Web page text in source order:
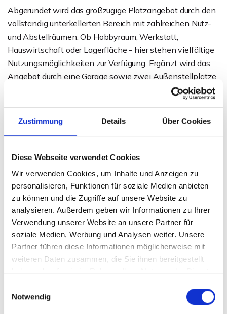
Zustimmung Details Über Cookies
Diese Webseite verwendet Cookies
Wir verwenden Cookies, um Inhalte und Anzeigen zu
personalisieren, Funktionen für soziale Medien anbieten
zu können und die Zugriffe auf unsere Website zu
analysieren. Außerdem geben wir Informationen zu Ihrer
Verwendung unserer Website an unsere Partner für
soziale Medien, Werbung und Analysen weiter. Unsere
Partner führen diese Informationen möglicherweise mit
weiteren Daten zusammen, die Sie ihnen bereitgestellt
haben oder die sie im Rahmen Ihrer Nutzung der Dienste
Notwendig
Abgerundet wird das großzügige Platzangebot durch den
vollständig unterkellerten Bereich mit zahlreichen Nutz-
und Abstellräumen. Ob Hobbyraum, Werkstatt,
Hauswirtschaft oder Lagerfläche - hier stehen vielfältige
Nutzungsmöglichkeiten zur Verfügung. Ergänzt wird das
Angebot durch eine Garage sowie zwei Außenstellplätze
Modernisierungen vorgenommen. Im Zuge des Anbaus
erfolgten umfang-reiche Erneuerungen. Die Fenster im
Jahr 2020 ausgetauscht. Das Haus verfügt überwiegend
über Rollläden; lediglich die Dachflächenfenster sind
hiervon ausgenommen. Die Ölzentralheizung aus dem
Jahr 2004 sorgt zuverlässig für die Wärmeversorgung. Ein
vorhandener Glasfaseranschluss bietet beste
Voraussetzungen für Homeoffice, Streaming und
schnelles Internet.
Die Immobilie wurde über viele Jahre hinweg sorgfältig
gepflegt und präsentiert sich in einem insgesamt sehr
ordentlichen Zustand. Sie ist derzeit noch bewohnt, kann
jedoch kurzfristig freigestellt und an die neuen Eigentümer